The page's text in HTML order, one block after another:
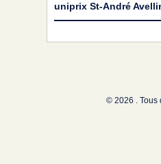
uniprix St-André
© 2026 . Tous